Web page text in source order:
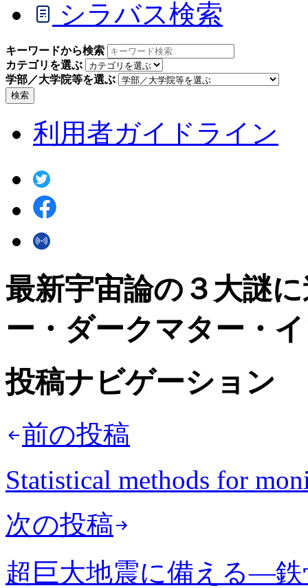
シラバス検索
キーワードから検索
カテゴリを選ぶ
学部／大学院等を選ぶ
検索
利用者ガイドライン
最新宇宙論の３大謎
ー・ダークマター・
投稿ナビゲーション
前の投稿
Statistical methods for
次の投稿
超巨大地震に備える—